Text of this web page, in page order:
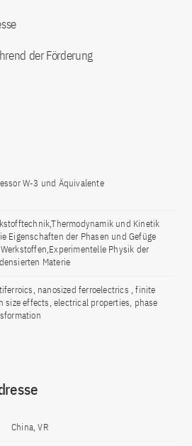
der Förderung
W-3 und Äquivalente
und Kinetik
Eigenschaften der Phasen und Gefüge
Physik der
Materie
nanosized ferroelectrics , finite
size effects, electrical properties, phase
China, VR